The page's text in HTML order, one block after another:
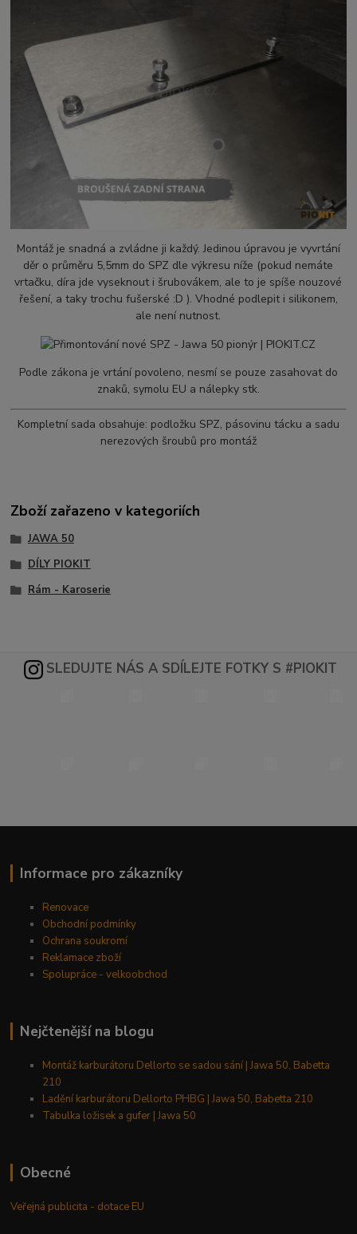
Montáž je snadná a zvládne ji každý. Jedinou úpravou je vyvrtání
děr o průměru 5,5mm do SPZ dle výkresu níže (pokud nemáte
vrtačku, díra jde vyseknout i šrubovákem, ale to je spíše nouzové
řešení, a taky trochu fušerské :D ). Vhodné podlepit i silikonem,
ale není nutnost.
Podle zákona je vrtání povoleno, nesmí se pouze zasahovat do
znaků, symolu EU a nálepky stk.
Kompletní sada obsahuje: podložku SPZ, pásovinu tácku a sadu
nerezových šroubů pro montáž
Zboží zařazeno v kategoriích
JAWA 50
DÍLY PIOKIT
Rám - Karoserie
SLEDUJTE NÁS A SDÍLEJTE FOTKY S #PIOKIT
Informace pro zákazníky
Renovace
Obchodní podmínky
Ochrana soukromí
Reklamace zboží
Spolupráce - velkoobchod
Nejčtenější na blogu
Montáž karburátoru Dellorto se sadou sání | Jawa 50, Babetta
210
Ladění karburátoru Dellorto PHBG | Jawa 50, Babetta 210
Tabulka ložisek a gufer | Jawa 50
Obecné
Veřejná publicita - dotace EU